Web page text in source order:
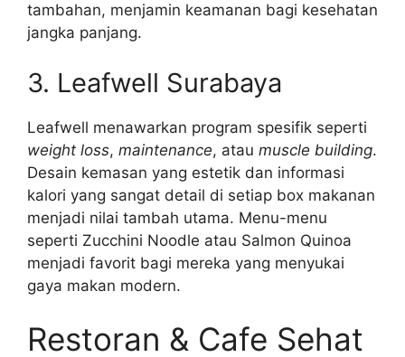
tambahan, menjamin keamanan bagi kesehatan
jangka panjang.
3. Leafwell Surabaya
Leafwell menawarkan program spesifik seperti
weight loss, maintenance, atau muscle building.
Desain kemasan yang estetik dan informasi
kalori yang sangat detail di setiap box makanan
menjadi nilai tambah utama. Menu-menu
seperti Zucchini Noodle atau Salmon Quinoa
menjadi favorit bagi mereka yang menyukai
gaya makan modern.
Restoran & Cafe Sehat